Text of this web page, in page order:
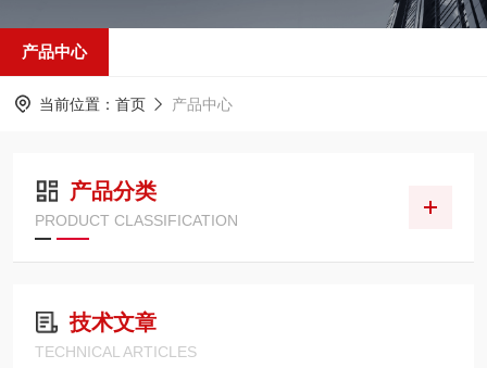
产品中心
当前位置： 首页 产品中心
产品分类
PRODUCT CLASSIFICATION
技术文章
TECHNICAL ARTICLES